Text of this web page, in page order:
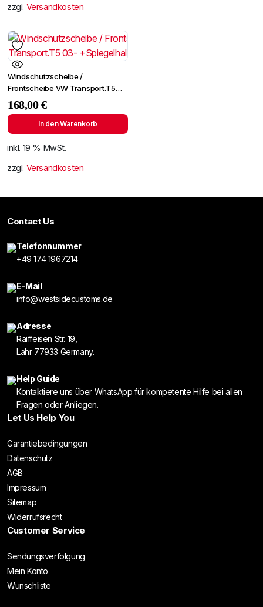
zzgl. Versandkosten
Windschutzscheibe /
Frontscheibe VW Transport.T5
03- +Spiegelhalter
168,00€
In den Warenkorb
inkl. 19 % MwSt.
zzgl. Versandkosten
Contact Us
Telefonnummer
+49 174 1967214
E-Mail
info@westsidecustoms.de
Adresse
Raiffeisen Str. 19,
Lahr 77933 Germany.
Help Guide
Kontaktiere uns über WhatsApp für kompetente Hilfe bei allen
Fragen oder Anliegen.
Let Us Help You
Garantiebedingungen
Datenschutz
AGB
Impressum
Sitemap
Widerrufsrecht
Customer Service
Sendungsverfolgung
Mein Konto
Wunschliste